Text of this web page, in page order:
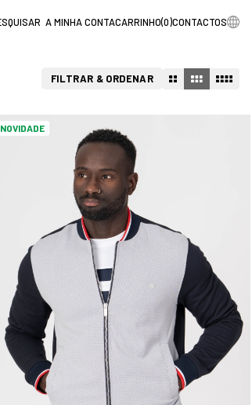
A MINHA CONTACARRINHO(0)CONTACTOS
FILTRAR & ORDENAR
NOVIDADE